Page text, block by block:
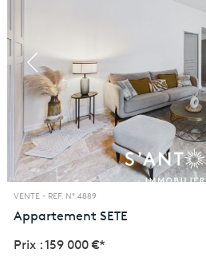
VENTE - REF. N° 4889
Appartement SETE
Prix : 159 000 €*